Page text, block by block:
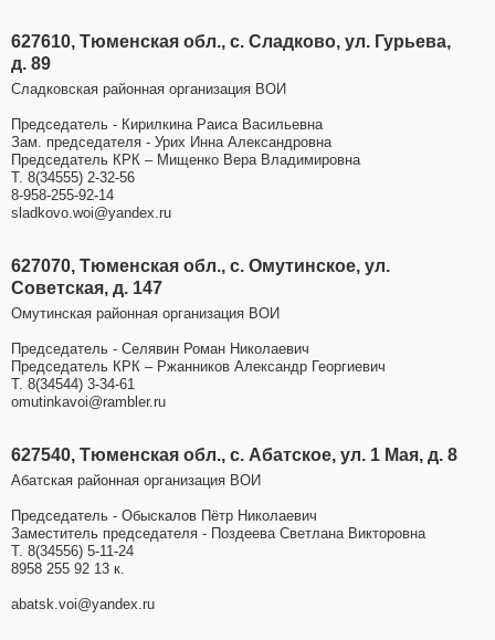
627610, Тюменская обл., с. Сладково, ул. Гурьева,
д. 89
Сладковская районная организация ВОИ
Председатель - Кирилкина Раиса Васильевна
Зам. председателя - Урих Инна Александровна
Председатель КРК – Мищенко Вера Владимировна
Т. 8(34555) 2-32-56
8-958-255-92-14
sladkovo.woi@yandex.ru
627070, Тюменская обл., с. Омутинское, ул.
Советская, д. 147
Омутинская районная организация ВОИ
Председатель - Селявин Роман Николаевич
Председатель КРК – Ржанников Александр Георгиевич
Т. 8(34544) 3-34-61
omutinkavoi@rambler.ru
627540, Тюменская обл., с. Абатское, ул. 1 Мая, д. 8
Абатская районная организация ВОИ
Председатель - Обыскалов Пётр Николаевич
Заместитель председателя - Поздеева Светлана Викторовна
Т. 8(34556) 5-11-24
8958 255 92 13 к.
аbatsk.voi@yandex.ru